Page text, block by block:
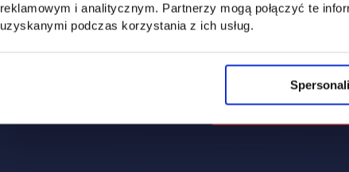
reklamowym i analitycznym. Partnerzy mogą połączyć te
uzyskanymi podczas korzystania z ich usług.